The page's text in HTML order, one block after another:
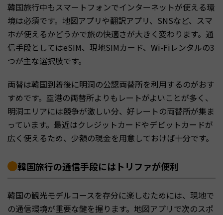
韓国旅行中もスマートフォンでインターネットが使える環
境は必須です。地図アプリや翻訳アプリ、SNSなど、スマ
ホが使えるかどうかで旅の快適さが大きく変わります。通
信手段としてはeSIM、現地SIMカード、Wi-Fiレンタルの3
つが主な選択肢です。
両替は韓国到着後に明洞の公認両替所を利用するのがおす
すめです。空港の両替所よりもレートがよいことが多く、
明洞エリアには競争が激しい分、好レートの両替所が集ま
っています。最近はクレジットカードやデビットカードが
広く使えるため、少額の現金を用意しておけば十分です。
韓国旅行の通信手段にはトリファが便利
韓国の観光モデルコースを存分に楽しむためには、現地で
の通信環境が重要な鍵を握ります。地図アプリで次のスポ